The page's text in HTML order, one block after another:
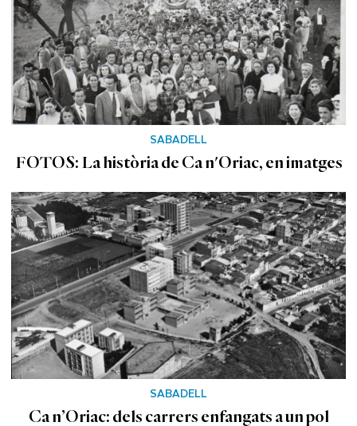
SABADELL
FOTOS: La història de Ca n'Oriac, en imatges
SABADELL
Ca n’Oriac: dels carrers enfangats a un pol